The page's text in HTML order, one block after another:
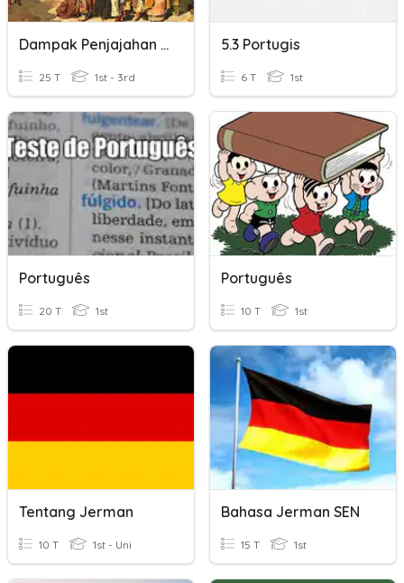
Dampak Penjajahan Portugis, Spanyol, Dan Inggris
25 T 1st - 3rd
5.3 Portugis
6 T 1st
Português
20 T 1st
Português
10 T 1st
Tentang Jerman
10 T 1st - Uni
Bahasa Jerman SEN
15 T 1st